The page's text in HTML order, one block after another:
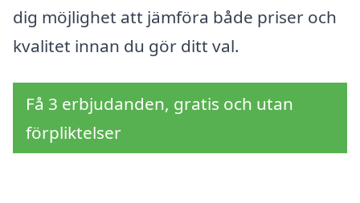
dig möjlighet att jämföra både priser och
kvalitet innan du gör ditt val.
Få 3 erbjudanden, gratis och utan
förpliktelser